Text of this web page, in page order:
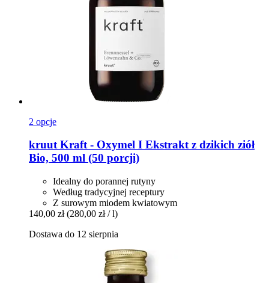
2 opcje
kruutKraft -​ Oxymel I Ekstrakt z dzikich ziół
Bio, 500 ml (50 porcji)
Idealny do porannej rutyny
Według tradycyjnej receptury
Z surowym miodem kwiatowym
140,00 zł (280,00 zł / l)
Dostawa do 12 sierpnia